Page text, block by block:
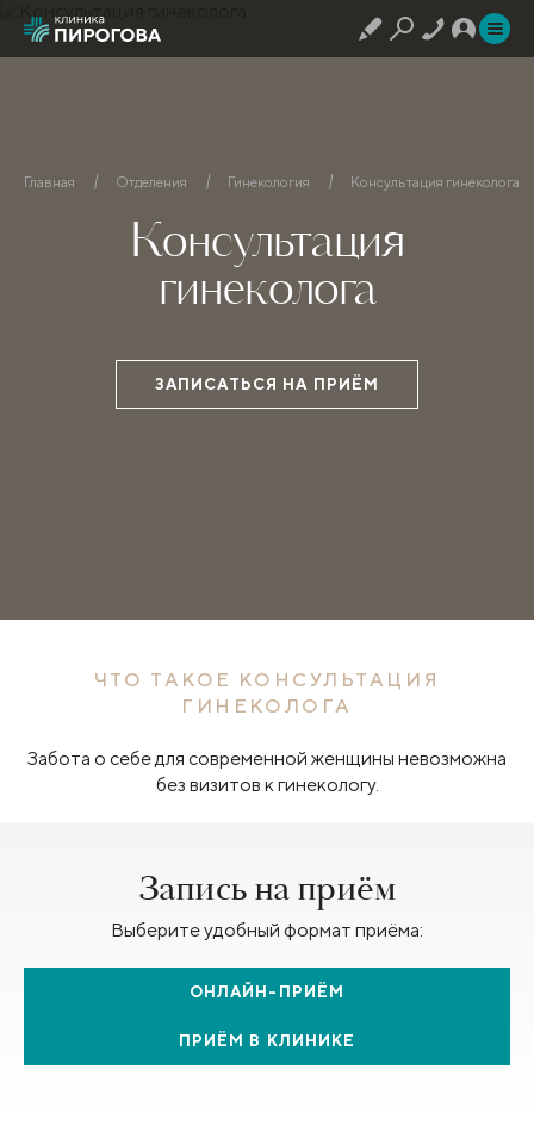
Главная Отделения Гинекология Консультация гинеколога
Консультация
гинеколога
ЗАПИСАТЬСЯ НА ПРИЁМ
ЧТО ТАКОЕ КОНСУЛЬТАЦИЯ
ГИНЕКОЛОГА
Забота о себе для современной женщины невозможна
без визитов к гинекологу.
Запись на приём
Выберите удобный формат приёма:
ОНЛАЙН-ПРИЁМ
ПРИЁМ В КЛИНИКЕ